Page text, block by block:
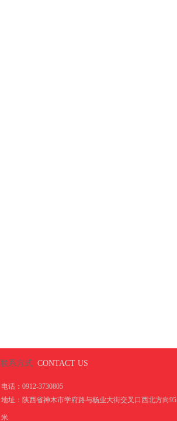
联系方式 CONTACT US
电话：0912-3730805
地址：陕西省神木市学府路与杨业大街交叉口西北方向95
米